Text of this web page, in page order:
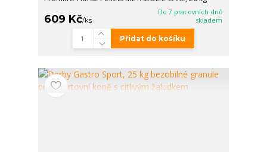
609 Kč/ks
Do 7 pracovních dnů
skladem
Přidat do košíku